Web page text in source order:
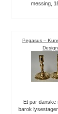
messing,
Pegasus –
Design
Et par danske
barok